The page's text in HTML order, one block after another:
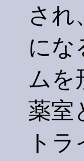
され
にな
ムを
薬室
ト